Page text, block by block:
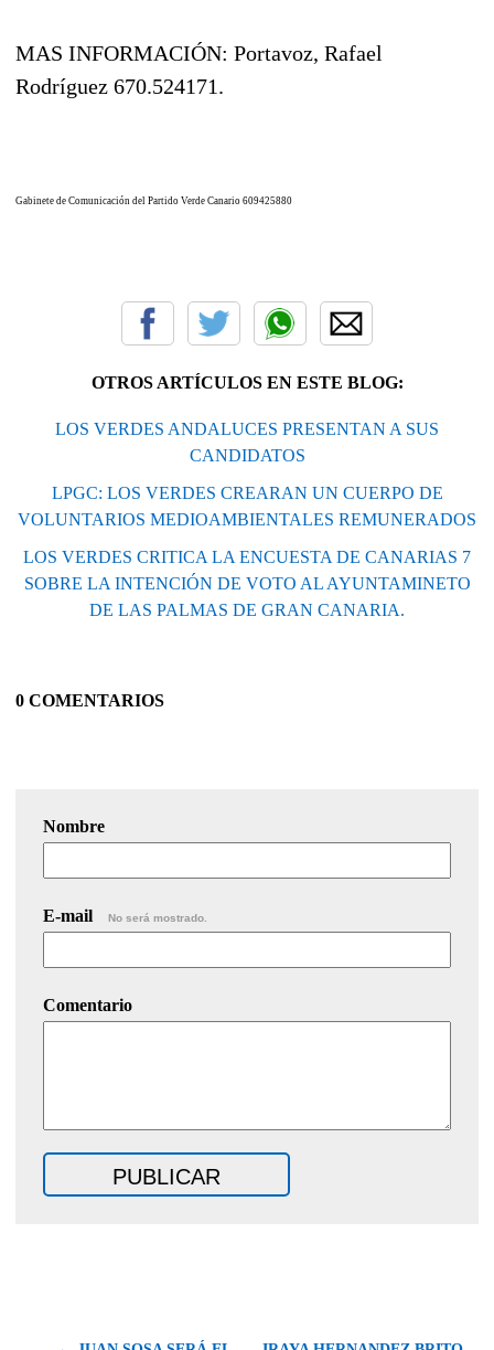
MAS INFORMACIÓN: Portavoz, Rafael
Rodríguez 670.524171.
Gabinete de Comunicación del Partido Verde Canario 609425880
OTROS ARTÍCULOS EN ESTE BLOG:
LOS VERDES ANDALUCES PRESENTAN A SUS
CANDIDATOS
LPGC: LOS VERDES CREARAN UN CUERPO DE
VOLUNTARIOS MEDIOAMBIENTALES REMUNERADOS
LOS VERDES CRITICA LA ENCUESTA DE CANARIAS 7
SOBRE LA INTENCIÓN DE VOTO AL AYUNTAMINETO
DE LAS PALMAS DE GRAN CANARIA.
0 COMENTARIOS
Nombre
E-mail No será mostrado.
Comentario